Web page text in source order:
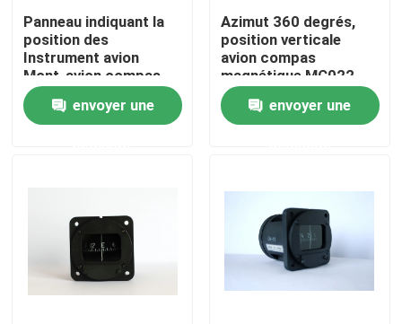
Contacts
Panneau indiquant la
position des
Instrument avion
Mont-avion compas
magnétique CM-13
envoyer une
Azimut 360 degrés,
position verticale
avion compas
magnétique MC022
envoyer une